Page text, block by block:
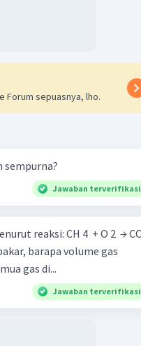
menghasilkan gas yang
Forum sepuasnya, lho.
sempurna?
Jawaban terverifikasi
4 ​ + O 2 ​ → CO
gas di...
Jawaban terverifikasi